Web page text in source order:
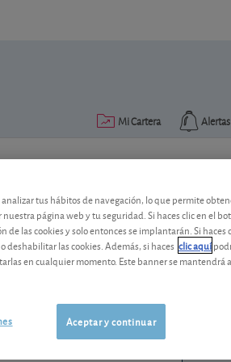
Alertas
Mi Cartera
demanda alcista
capaz la cotización del
2026 Madrid
-0,26 EUR (-1,41 %)
tus hábitos de navegación, lo que permite
página web y tu seguridad. Si haces clic en el
las cookies y solo entonces se implantarán. Si haces
las cookies. Además, si haces clic aquí
en cualquier momento. Este banner se mantendrá
Aceptar y continuar